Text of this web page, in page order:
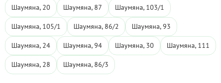
Шаумяна, 20 Шаумяна, 87 Шаумяна, 103/1
Шаумяна, 105/1 Шаумяна, 86/2 Шаумяна, 93
Шаумяна, 24 Шаумяна, 94 Шаумяна, 30 Шаумяна, 111
Шаумяна, 28 Шаумяна, 86/3